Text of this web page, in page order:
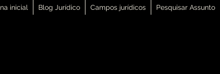
inicial Blog Jurídico Campos jurídicos Pesquisar Assunto